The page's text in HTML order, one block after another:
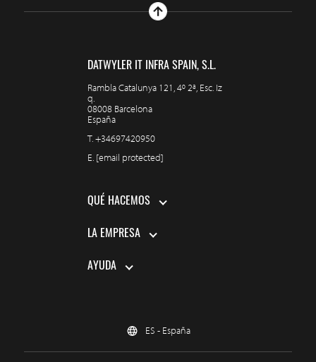
DATWYLER IT INFRA SPAIN, S.L.
Rambla Catalunya 121, 4º 2ª, Esc. Iz
q.
08008 Barcelona
España
T.+34697420950
E. [email protected]
QUÉ HACEMOS
LA EMPRESA
AYUDA
ES - España